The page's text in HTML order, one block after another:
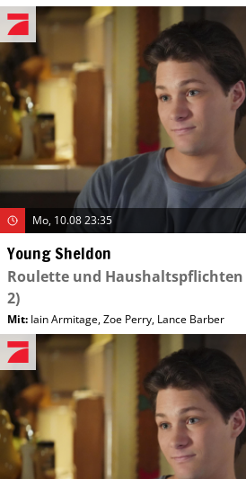
Mo, 10.08 23:35
Young Sheldon
Roulette und Haushaltspflichten
2)
Mit: Iain Armitage,Zoe Perry, Lance Barber